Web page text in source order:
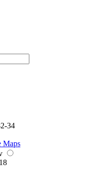
34
Maps